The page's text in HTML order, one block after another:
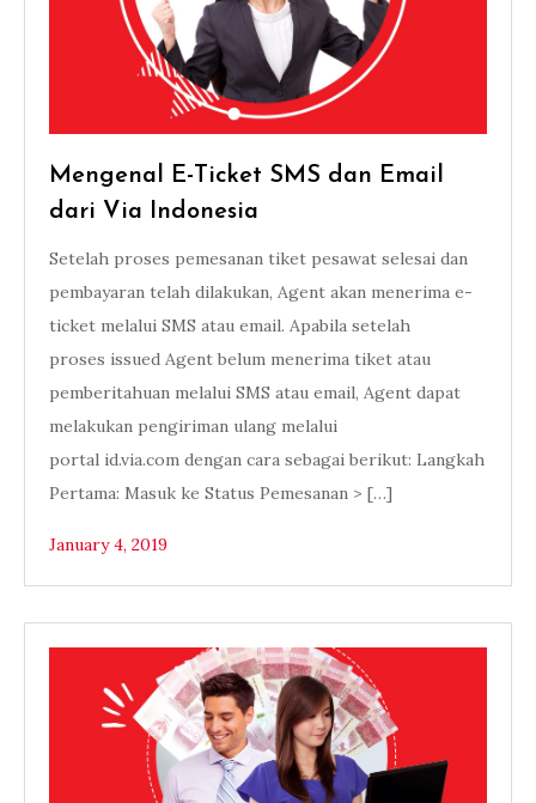
Mengenal E-Ticket SMS dan Email
dari Via Indonesia
Setelah proses pemesanan tiket pesawat selesai dan
pembayaran telah dilakukan, Agent akan menerima e-
ticket melalui SMS atau email. Apabila setelah
proses issued Agent belum menerima tiket atau
pemberitahuan melalui SMS atau email, Agent dapat
melakukan pengiriman ulang melalui
portal id.via.com dengan cara sebagai berikut: Langkah
Pertama: Masuk ke Status Pemesanan > […]
January 4, 2019